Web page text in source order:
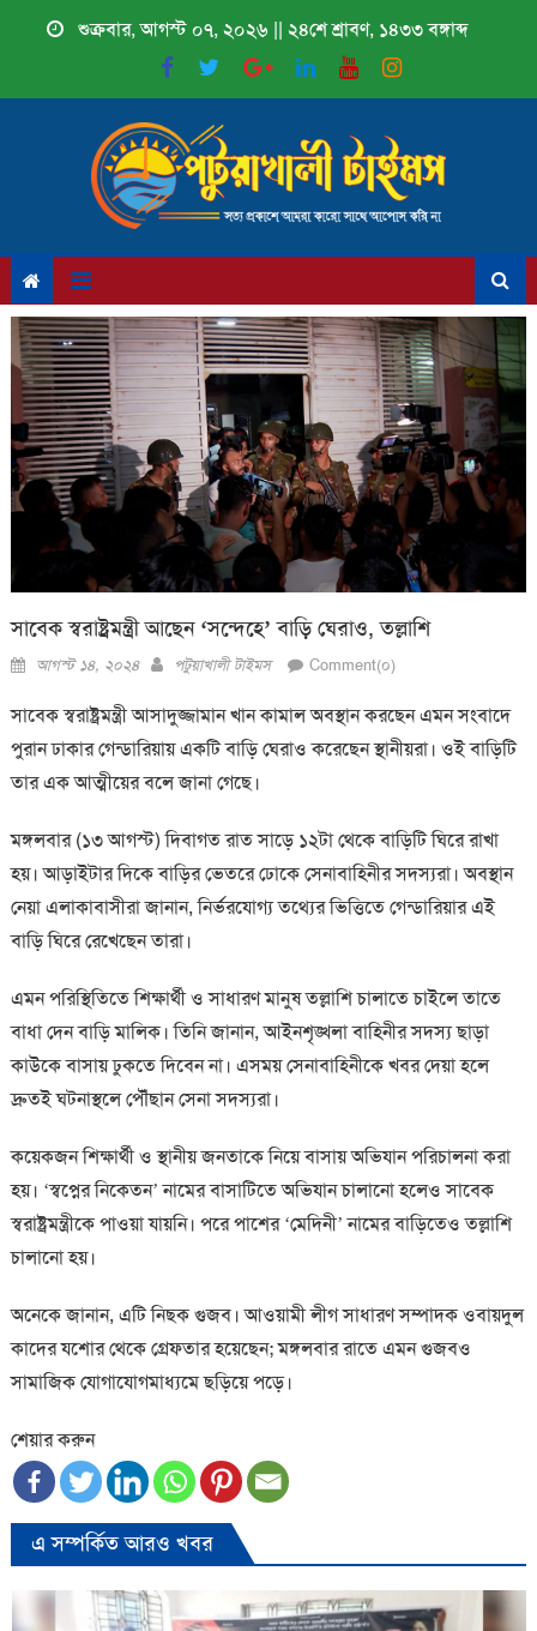
শুক্রবার, আগস্ট ০৭, ২০২৬ || ২৪শে শ্রাবণ, ১৪৩৩ বঙ্গাব্দ
সাবেক স্বরাষ্ট্রমন্ত্রী আছেন ‘সন্দেহে’ বাড়ি ঘেরাও, তল্লাশি
Posted
আগস্ট ১৪, ২০২৪ Author
পটুয়াখালী টাইমস Comment(০)
সাবেক স্বরাষ্ট্রমন্ত্রী আসাদুজ্জামান খান কামাল অবস্থান করছেন এমন সংবাদে
পুরান ঢাকার গেন্ডারিয়ায় একটি বাড়ি ঘেরাও করেছেন স্থানীয়রা। ওই বাড়িটি
তার এক আত্মীয়ের বলে জানা গেছে।
মঙ্গলবার (১৩ আগস্ট) দিবাগত রাত সাড়ে ১২টা থেকে বাড়িটি ঘিরে রাখা
হয়। আড়াইটার দিকে বাড়ির ভেতরে ঢোকে সেনাবাহিনীর সদস্যরা। অবস্থান
নেয়া এলাকাবাসীরা জানান, নির্ভরযোগ্য তথ্যের ভিত্তিতে গেন্ডারিয়ার এই
বাড়ি ঘিরে রেখেছেন তারা।
এমন পরিস্থিতিতে শিক্ষার্থী ও সাধারণ মানুষ তল্লাশি চালাতে চাইলে তাতে
বাধা দেন বাড়ি মালিক। তিনি জানান, আইনশৃঙ্খলা বাহিনীর সদস্য ছাড়া
কাউকে বাসায় ঢুকতে দিবেন না। এসময় সেনাবাহিনীকে খবর দেয়া হলে
দ্রুতই ঘটনাস্থলে পৌঁছান সেনা সদস্যরা।
কয়েকজন শিক্ষার্থী ও স্থানীয় জনতাকে নিয়ে বাসায় অভিযান পরিচালনা করা
হয়। ‘স্বপ্নের নিকেতন’ নামের বাসাটিতে অভিযান চালানো হলেও সাবেক
স্বরাষ্ট্রমন্ত্রীকে পাওয়া যায়নি। পরে পাশের ‘মেদিনী’ নামের বাড়িতেও তল্লাশি
চালানো হয়।
অনেকে জানান, এটি নিছক গুজব। আওয়ামী লীগ সাধারণ সম্পাদক ওবায়দুল
কাদের যশোর থেকে গ্রেফতার হয়েছেন; মঙ্গলবার রাতে এমন গুজবও
সামাজিক যোগাযোগমাধ্যমে ছড়িয়ে পড়ে।
শেয়ার করুন
এ সম্পর্কিত আরও খবর